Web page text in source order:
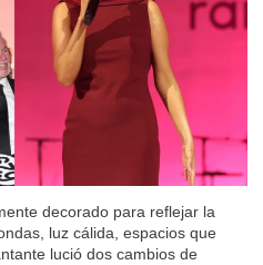
decorado para reflejar la
luz cálida, espacios que
lució dos cambios de